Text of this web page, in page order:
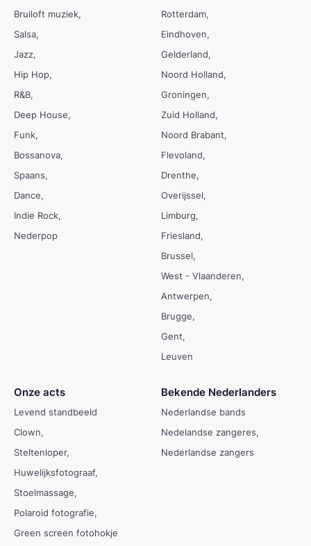
Bruiloft muziek
Salsa
Jazz
Hip Hop
R&B
Deep House
Funk
Bossanova
Spaans
Dance
Indie Rock
Nederpop
Rotterdam
Eindhoven
Gelderland
Noord Holland
Groningen
Zuid Holland
Noord Brabant
Flevoland
Drenthe
Overijssel
Limburg
Friesland
Brussel
West - Vlaanderen
Antwerpen
Brugge
Gent
Leuven
Onze acts
Levend standbeeld
Clown
Steltenloper
Huwelijksfotograaf
Stoelmassage
Polaroid fotografie
Green screen fotohokje
Bekende Nederlanders
Nederlandse bands
Nedelandse zangeres
Nederlandse zangers